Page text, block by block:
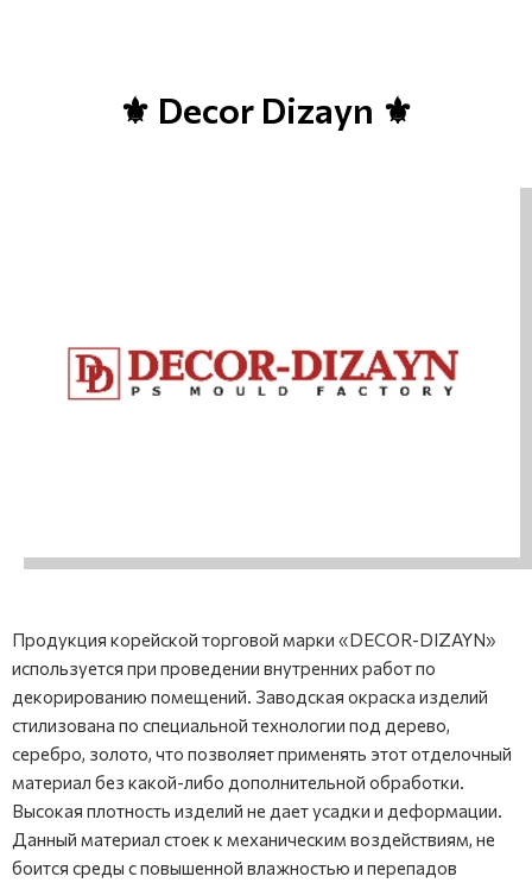
⚜ Decor Dizayn ⚜
Продукция корейской торговой марки «DECOR-DIZAYN»
используется при проведении внутренних работ по
декорированию помещений. Заводская окраска изделий
стилизована по специальной технологии под дерево,
серебро, золото, что позволяет применять этот отделочный
материал без какой-либо дополнительной обработки.
Высокая плотность изделий не дает усадки и деформации.
Данный материал стоек к механическим воздействиям, не
боится среды с повышенной влажностью и перепадов